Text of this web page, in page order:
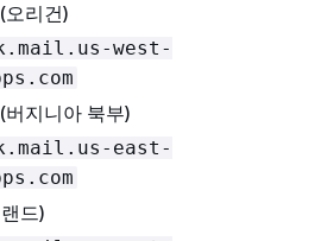
오리건)
west-
버지니아 북부)
east-
드)